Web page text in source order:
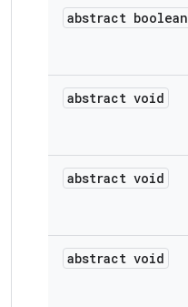
abstract boolean
abstract void
abstract void
abstract void